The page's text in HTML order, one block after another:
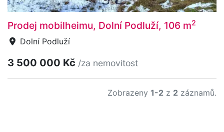
Prodej mobilheimu, Dolní Podluží, 106 m2
Dolní Podluží
3 500 000 Kč /za nemovitost
Zobrazeny 1-2 z 2 záznamů.